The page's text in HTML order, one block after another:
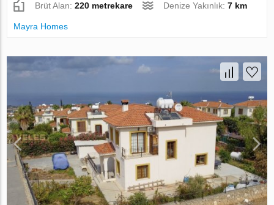
Brüt Alan:220 metrekare Denize Yakınlık:7 km
Mayra Homes